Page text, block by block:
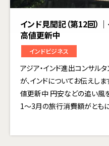
インド見聞記（第12回）
高値更新中
インドビジネス
アジア・インド進出コンサル
が、インドについてお伝えし
値更新中 円安などの追い風
1〜3月の旅行消費額がとも